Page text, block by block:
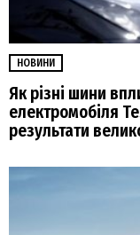
НОВИНИ
Як різні шини
електромобіля
результати